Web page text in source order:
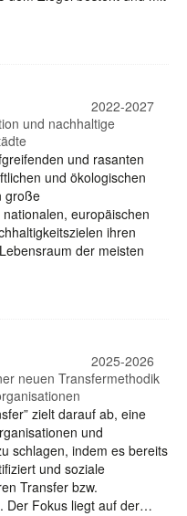
2022-2027
und nachhaltige
und rasanten
und ökologischen
große
europäischen
ihren
der meisten
2025-2026
neuen Transfermethodik
zielt darauf ab, eine
und
schlagen, indem es bereits
und soziale
Transfer bzw.
Der Fokus liegt auf der…